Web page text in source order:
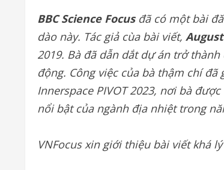
BBC Science Focusđã có một bài
dào này. Tác giả cùa bài viết,
2019. Bà đã dẫn dắt dự án trở
động. Công việc của bà thậm chí
Innerspace PIVOT 2023, nơi bà
nổi bật của ngành địa nhiệt trong
VNFocus xin giới thiệu bài viết khá